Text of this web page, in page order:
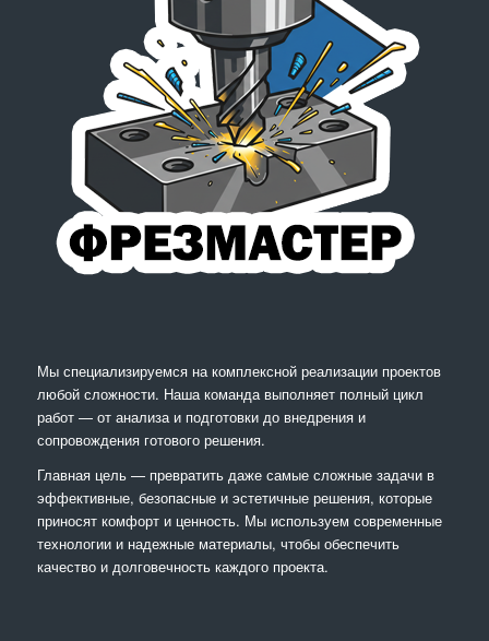
Мы специализируемся на комплексной реализации проектов
любой сложности. Наша команда выполняет полный цикл
работ — от анализа и подготовки до внедрения и
сопровождения готового решения.
Главная цель — превратить даже самые сложные задачи в
эффективные, безопасные и эстетичные решения, которые
приносят комфорт и ценность. Мы используем современные
технологии и надежные материалы, чтобы обеспечить
качество и долговечность каждого проекта.